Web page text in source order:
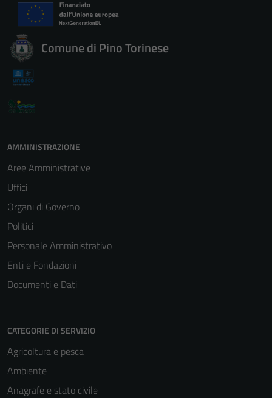
Comune di Pino Torinese
AMMINISTRAZIONE
Aree Amministrative
Uffici
Organi di Governo
Politici
Personale Amministrativo
Enti e Fondazioni
Documenti e Dati
CATEGORIE DI SERVIZIO
Agricoltura e pesca
Ambiente
Anagrafe e stato civile
Tecnici